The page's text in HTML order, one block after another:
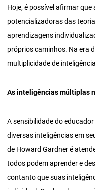
Hoje, é possível afirmar
potencializadoras das
aprendizagens
próprios caminhos. Na era
multiplicidade de
As inteligências múltiplas
A sensibilidade do
diversas inteligências em
de Howard Gardner é
todos podem aprender e
contanto que suas